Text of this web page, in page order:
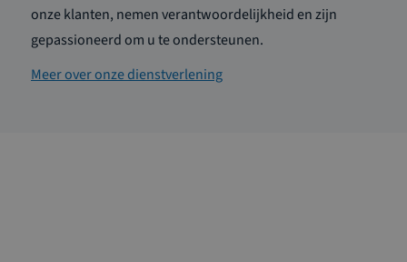
onze klanten, nemen verantwoordelijkheid en zijn
gepassioneerd om u te ondersteunen.
Meer over onze dienstverlening